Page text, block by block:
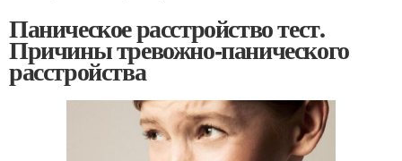
Паническое расстройство тест.
Причины тревожно-панического
расстройства